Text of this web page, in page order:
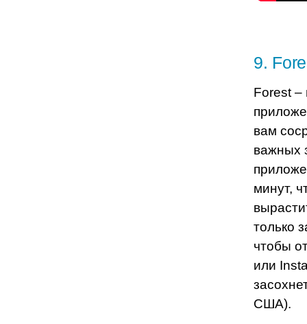
9.
Forest –
вам
важных
минут,
только
чтобы
или
США).